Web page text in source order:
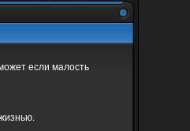
если малость